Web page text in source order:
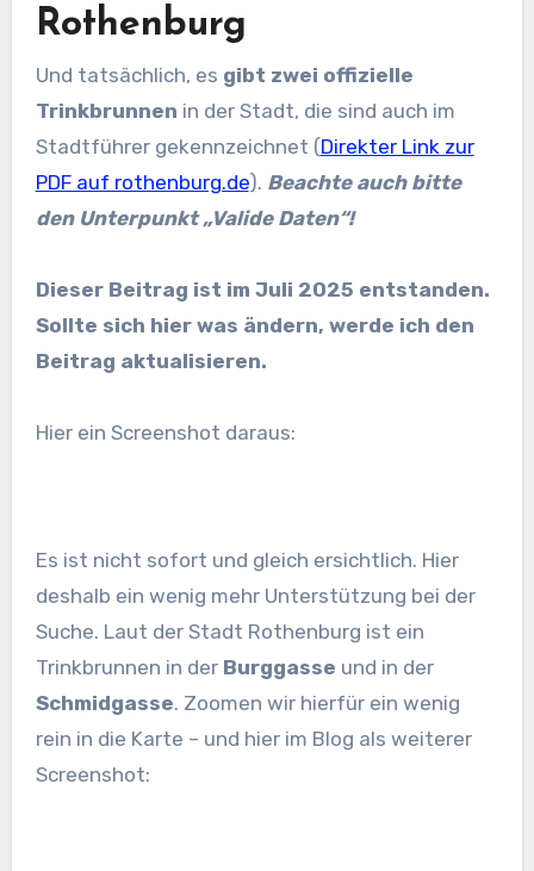
Rothenburg
Und tatsächlich, es gibt zwei offizielle
Trinkbrunnen in der Stadt, die sind auch im
Stadtführer gekennzeichnet (Direkter Link zur
PDF auf rothenburg.de). Beachte auch bitte
den Unterpunkt „Valide Daten“!
Dieser Beitrag ist im Juli 2025 entstanden.
Sollte sich hier was ändern, werde ich den
Beitrag aktualisieren.
Hier ein Screenshot daraus:
Es ist nicht sofort und gleich ersichtlich. Hier
deshalb ein wenig mehr Unterstützung bei der
Suche. Laut der Stadt Rothenburg ist ein
Trinkbrunnen in der Burggasse und in der
Schmidgasse. Zoomen wir hierfür ein wenig
rein in die Karte – und hier im Blog als weiterer
Screenshot: